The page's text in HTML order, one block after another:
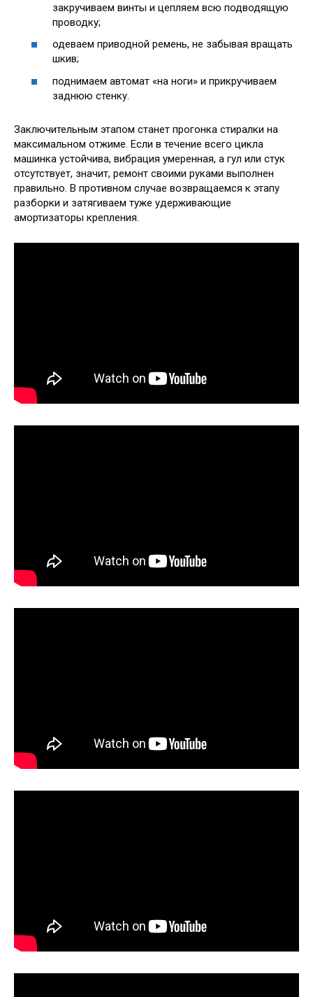
закручиваем винты и цепляем всю подводящую
проводку;
одеваем приводной ремень, не забывая вращать
шкив;
поднимаем автомат «на ноги» и прикручиваем
заднюю стенку.
Заключительным этапом станет прогонка стиралки на
максимальном отжиме. Если в течение всего цикла
машинка устойчива, вибрация умеренная, а гул или стук
отсутствует, значит, ремонт своими руками выполнен
правильно. В противном случае возвращаемся к этапу
разборки и затягиваем туже удерживающие
амортизаторы крепления.